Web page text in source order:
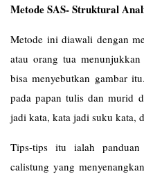
Metode SAS- Struktural
Metode ini diawali dengan
atau orang tua
bisa menyebutkan gambar
pada papan tulis dan murid
jadi kata, kata jadi suku kata,
Tips-tips itu ialah
calistung yang